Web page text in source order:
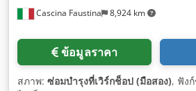
Cascina Faustina 8,924 km
ข้อมูลราคา
สภาพ: ซ่อมบำรุงที่เวิร์กช็อป (มือสอง), ฟัง